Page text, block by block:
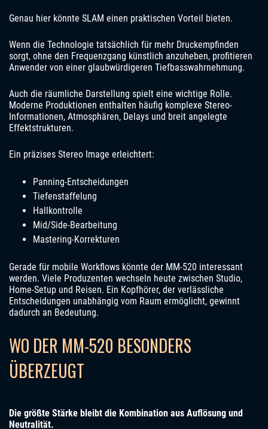
Genau hier könnte SLAM einen praktischen Vorteil bieten.
Wenn die Technologie tatsächlich für mehr Druckempfinden
sorgt, ohne den Frequenzgang künstlich anzuheben, profitieren
Anwender von einer glaubwürdigeren Tiefbasswahrnehmung.
Auch die räumliche Darstellung spielt eine wichtige Rolle.
Moderne Produktionen enthalten häufig komplexe Stereo-
Informationen, Atmosphären, Delays und breit angelegte
Effektstrukturen.
Ein präzises Stereo Image erleichtert:
Panning-Entscheidungen
Tiefenstaffelung
Hallkontrolle
Mid/Side-Bearbeitung
Mastering-Korrekturen
Gerade für mobile Workflows könnte der MM-520 interessant
werden. Viele Produzenten wechseln heute zwischen Studio,
Home-Setup und Reisen. Ein Kopfhörer, der verlässliche
Entscheidungen unabhängig vom Raum ermöglicht, gewinnt
dadurch an Bedeutung.
WO DER MM-520 BESONDERS
ÜBERZEUGT
Die größte Stärke bleibt die Kombination aus Auflösung und
Neutralität.